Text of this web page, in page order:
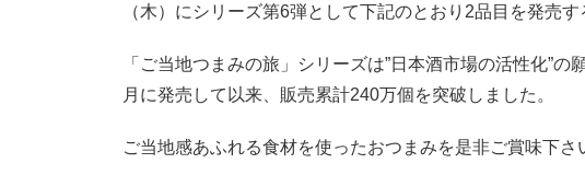
（木）にシリーズ第6弾として下記のとおり2品目を発売す
「ご当地つまみの旅」シリーズは”日本酒市場の活性化”
月に発売して以来、販売累計240万個を突破しました。
ご当地感あふれる食材を使ったおつまみを是非ご賞味下さ